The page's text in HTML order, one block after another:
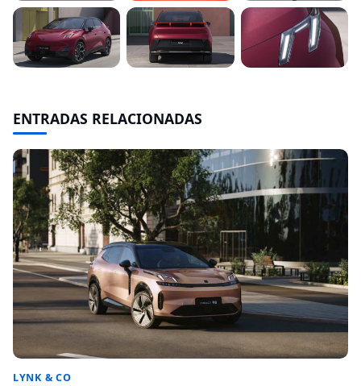
ENTRADAS RELACIONADAS
LYNK & CO